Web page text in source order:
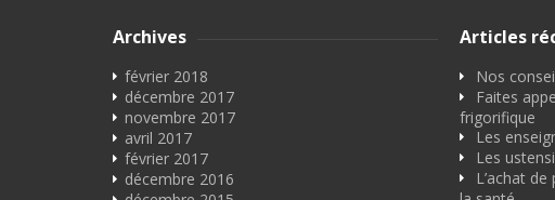
Archives
février 2018
décembre 2017
novembre 2017
avril 2017
février 2017
décembre 2016
Articles
Nos
Faites
frigorifique
Les
Les
L’achat